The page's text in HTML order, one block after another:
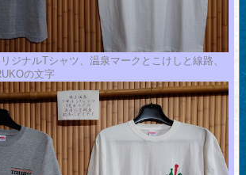
ジナルTシャツ、温泉マークとこけしと線路、
の文字